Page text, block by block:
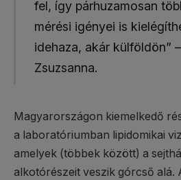
fel, így párhuzamosan
mérési igényei is
idehaza, akár külföldön”
Zsuzsanna.
Magyarországon kiemelkedő
a laboratóriumban lipidomikai
amelyek (többek között) a
alkotórészeit veszik górcső alá.